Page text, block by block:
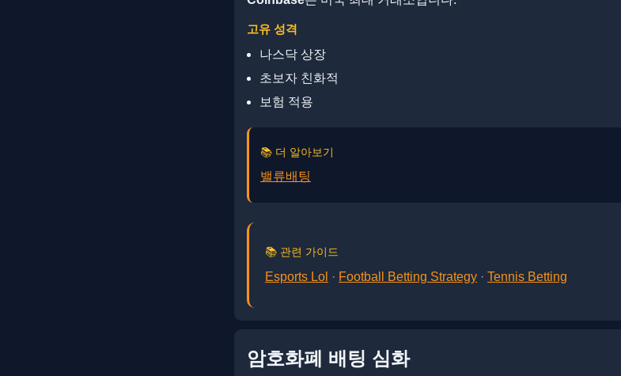
고유 성격
나스닥 상장
초보자 친화적
보험 적용
📚 더 알아보기
밸류배팅
📚 관련 가이드
Esports Lol · Football Betting Strategy · Tennis Betting
암호화폐 배팅 심화